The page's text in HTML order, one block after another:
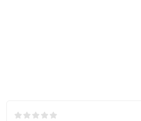
Хит!